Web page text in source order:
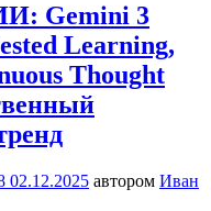
Gemini 3
Learning,
Thought
02.12.2025 автором Иван